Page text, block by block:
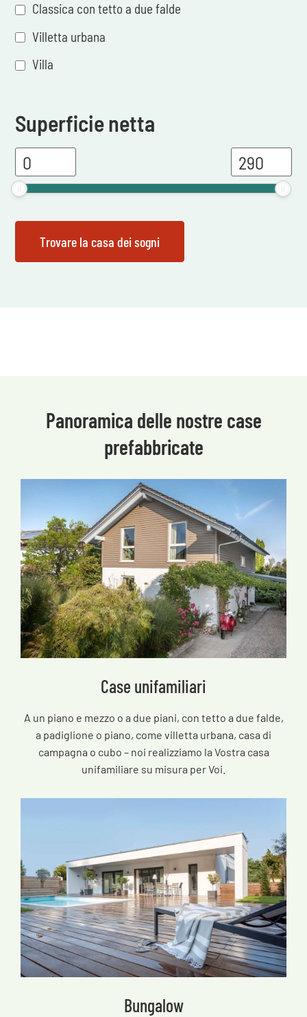
Classica con tetto a due falde
Villetta urbana
Villa
Superficie netta
Panoramica delle nostre case
prefabbricate
Case unifamiliari
A un piano e mezzo o a due piani, con tetto a due falde,
a padiglione o piano, come villetta urbana, casa di
campagna o cubo – noi realizziamo la Vostra casa
unifamiliare su misura per Voi.
Bungalow